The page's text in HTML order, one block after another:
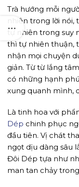
Trà hướng mỗi
nhiên trong lời
tự nhiên trong suy
thì tự nhiên thuận,
nhận mọi chuyện
giản. Từ từ lắng
có những hạnh
xung quanh mình,
Là tinh hoa với
Dép chinh phục
đầu tiên. Vị chát
ngọt dịu dàng sâu
Đôi Dép tựa như
man tan chảy